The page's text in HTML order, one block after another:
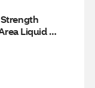
Liquid